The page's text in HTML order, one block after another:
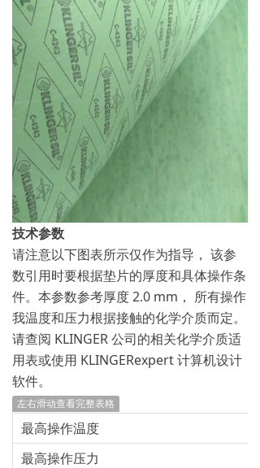
技术参数
请注意以下图表所示仅作为指导， 该参
数引用时要根据垫片的厚度和具体操作条
件。本参数参考厚度 2.0 mm， 所有操作
我温度和压力根据接触的化学介质而定。
请查阅 KLINGER 公司的相关化学介质适
用表或使用 KLINGERexpert 计算机设计
软件。
左右滑动查看完整表格
最高操作温度
最高操作压力